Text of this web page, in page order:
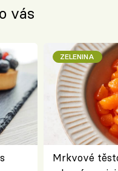
vás
ZELENINA
Mrkvové